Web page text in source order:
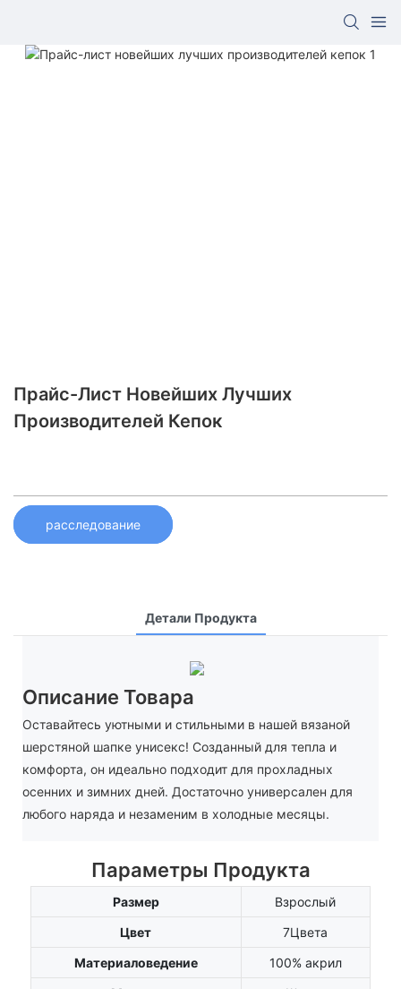
Прайс-Лист Новейших Лучших
Производителей Кепок
расследование
Детали Продукта
Описание Товара
Оставайтесь уютными и стильными в нашей вязаной
шерстяной шапке унисекс! Созданный для тепла и
комфорта, он идеально подходит для прохладных
осенних и зимних дней. Достаточно универсален для
любого наряда и незаменим в холодные месяцы.
Параметры Продукта
Размер
Взрослый
Цвет
7Цвета
Материаловедение
100% акрил